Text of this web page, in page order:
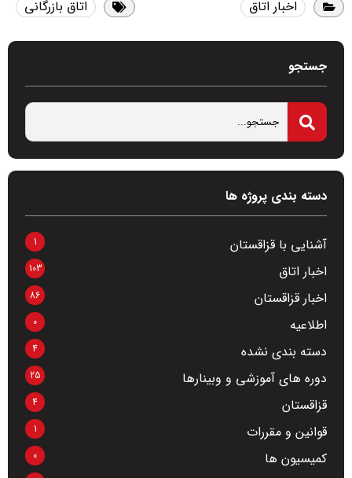
اخبار اتاق اتاق بازرگانی
جستجو
دسته بندی پروژه ها
آشنایی با قزاقستان 1
اخبار اتاق 103
اخبار قزاقستان 86
اطلاعیه 0
دسته بندی نشده 4
دوره های آموزشی و وبینارها 25
قزاقستان 4
قوانین و مقررات 1
کمیسیون ها 0